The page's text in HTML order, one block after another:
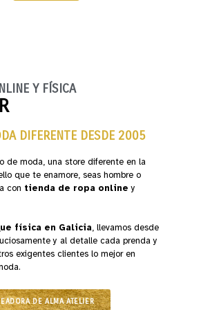
Y FÍSICA
DIFERENTE DESDE 2005
de moda, una store diferente en la
que te enamore, seas hombre o
con tienda de ropa online y
física en Galicia, llevamos desde
y al detalle cada prenda y
exigentes clientes lo mejor en
DE ALMA ATELIER